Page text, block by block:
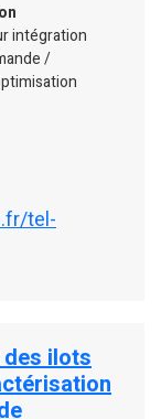
intégration
/
tel-
des ilots